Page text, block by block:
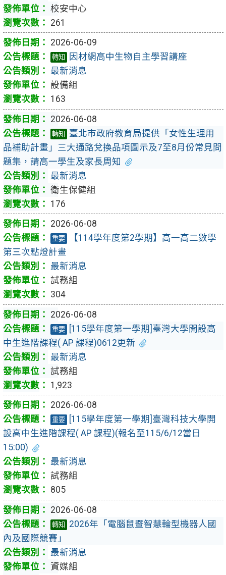
校安中心
261
2026-06-09
轉知
因材網高中生物自主學習講座
最新消息
設備組
163
2026-06-08
轉知
臺北市政府教育局提供「女性生理用
品補助計畫」三大通路兌換品項圖示及7至8月份常見問
題集，請高一學生及家長周知
最新消息
衛生保健組
176
2026-06-08
重要
【114學年度第2學期】高一高二數學
第三次點燈計畫
最新消息
試務組
304
2026-06-08
重要
[115學年度第一學期]臺灣大學開設高
中生進階課程( AP 課程)0612更新
最新消息
試務組
1,923
2026-06-08
重要
[115學年度第一學期]臺灣科技大學開
設高中生進階課程( AP 課程)(報名至115/6/12當日
15:00)
最新消息
試務組
805
2026-06-08
轉知
2026年「電腦鼠暨智慧輪型機器人國
內及國際競賽」
最新消息
資媒組